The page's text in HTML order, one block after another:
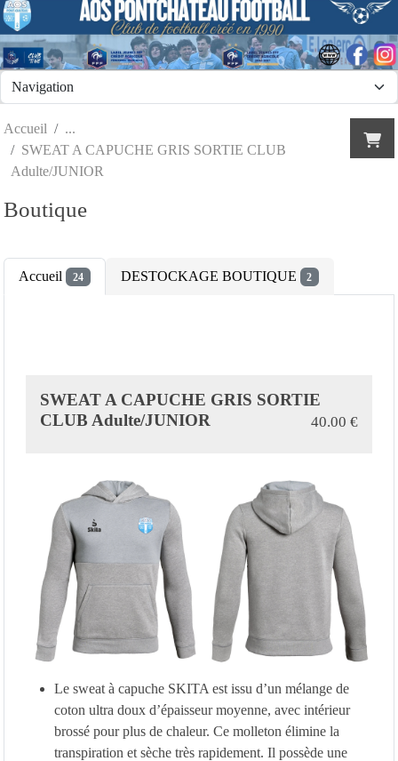
Accueil
SWEAT A CAPUCHE GRIS SORTIE CLUB
Adulte/JUNIOR
Boutique
Accueil 24 DESTOCKAGE BOUTIQUE 2
SWEAT A CAPUCHE GRIS SORTIE
CLUB Adulte/JUNIOR
40.00 €
Le sweat à capuche SKITA est issu d’un mélange de
coton ultra doux d’épaisseur moyenne, avec intérieur
brossé pour plus de chaleur. Ce molleton élimine la
transpiration et sèche très rapidement. Il possède une
Panneau de gestion des cookies